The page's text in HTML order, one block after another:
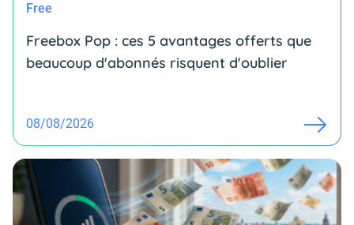
Free
Freebox Pop : ces 5 avantages offerts que
beaucoup d'abonnés risquent d'oublier
08/08/2026